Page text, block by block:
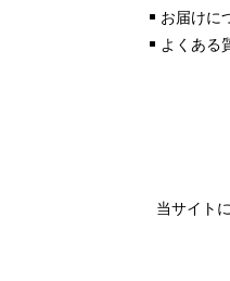
お届けに
よくある
当サイト